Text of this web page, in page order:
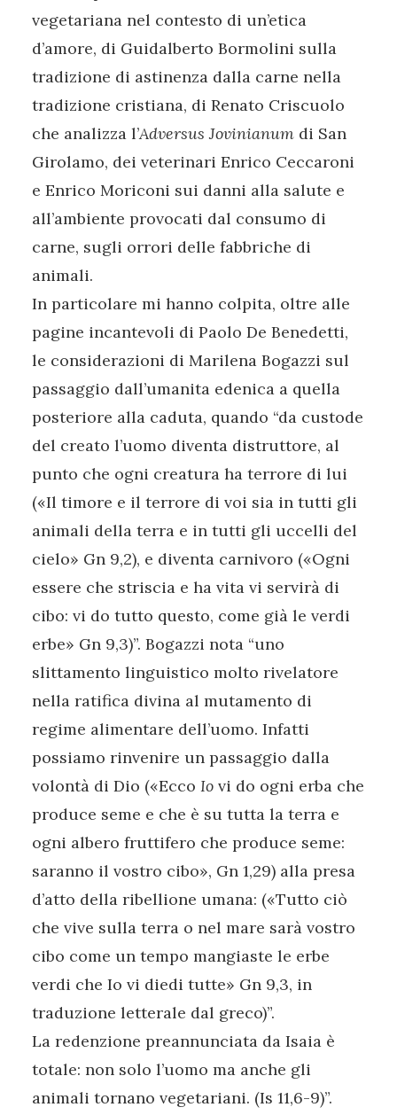
vegetariana nel contesto di un’etica
d’amore, di Guidalberto Bormolini sulla
tradizione di astinenza dalla carne nella
tradizione cristiana, di Renato Criscuolo
che analizza l’Adversus Jovinianum di San
Girolamo, dei veterinari Enrico Ceccaroni
e Enrico Moriconi sui danni alla salute e
all’ambiente provocati dal consumo di
carne, sugli orrori delle fabbriche di
animali.
In particolare mi hanno colpita, oltre alle
pagine incantevoli di Paolo De Benedetti,
le considerazioni di Marilena Bogazzi sul
passaggio dall’umanita edenica a quella
posteriore alla caduta, quando “da custode
del creato l’uomo diventa distruttore, al
punto che ogni creatura ha terrore di lui
(«Il timore e il terrore di voi sia in tutti gli
animali della terra e in tutti gli uccelli del
cielo» Gn 9,2), e diventa carnivoro («Ogni
essere che striscia e ha vita vi servirà di
cibo: vi do tutto questo, come già le verdi
erbe» Gn 9,3)”. Bogazzi nota “uno
slittamento linguistico molto rivelatore
nella ratifica divina al mutamento di
regime alimentare dell’uomo. Infatti
possiamo rinvenire un passaggio dalla
volontà di Dio («Ecco Io vi do ogni erba che
produce seme e che è su tutta la terra e
ogni albero fruttifero che produce seme:
saranno il vostro cibo», Gn 1,29) alla presa
d’atto della ribellione umana: («Tutto ciò
che vive sulla terra o nel mare sarà vostro
cibo come un tempo mangiaste le erbe
verdi che Io vi diedi tutte» Gn 9,3, in
traduzione letterale dal greco)”.
La redenzione preannunciata da Isaia è
totale: non solo l’uomo ma anche gli
animali tornano vegetariani. (Is 11,6-9)”.